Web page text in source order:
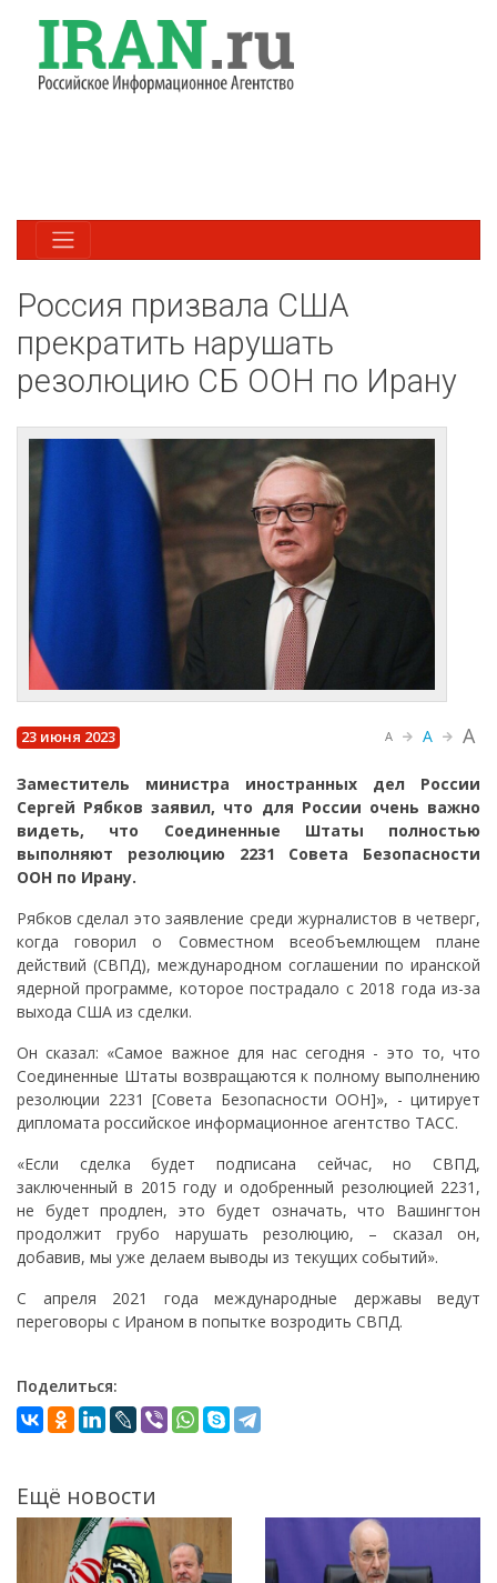
Россия призвала США
прекратить нарушать
резолюцию СБ ООН по Ирану
23 июня 2023 A A A
Заместитель министра иностранных дел России
Сергей Рябков заявил, что для России очень важно
видеть, что Соединенные Штаты полностью
выполняют резолюцию 2231 Совета Безопасности
ООН по Ирану.
Рябков сделал это заявление среди журналистов в четверг,
когда говорил о Совместном всеобъемлющем плане
действий (СВПД), международном соглашении по иранской
ядерной программе, которое пострадало с 2018 года из-за
выхода США из сделки.
Он сказал: «Самое важное для нас сегодня - это то, что
Соединенные Штаты возвращаются к полному выполнению
резолюции 2231 [Совета Безопасности ООН]», - цитирует
дипломата российское информационное агентство ТАСС.
«Если сделка будет подписана сейчас, но СВПД,
заключенный в 2015 году и одобренный резолюцией 2231,
не будет продлен, это будет означать, что Вашингтон
продолжит грубо нарушать резолюцию, – сказал он,
добавив, мы уже делаем выводы из текущих событий».
С апреля 2021 года международные державы ведут
переговоры с Ираном в попытке возродить СВПД.
Поделиться:
Ещё новости